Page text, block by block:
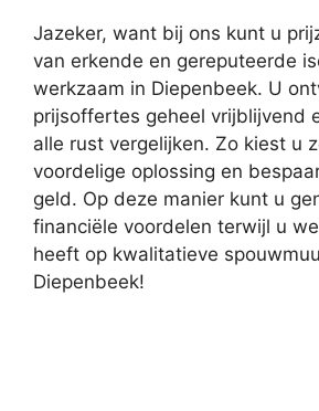
Jazeker, want bij ons kunt u
van erkende en gereputeerde
werkzaam in Diepenbeek. U
prijsoffertes geheel vrijblijvend
alle rust vergelijken. Zo kiest u
voordelige oplossing en
geld. Op deze manier kunt u
financiële voordelen terwijl u
heeft op kwalitatieve
Diepenbeek!